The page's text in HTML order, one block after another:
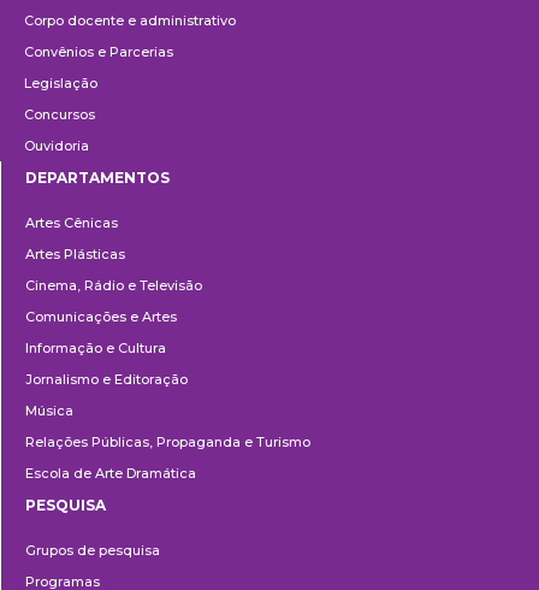
Corpo docente e administrativo
Convênios e Parcerias
Legislação
Concursos
Ouvidoria
DEPARTAMENTOS
Artes Cênicas
Artes Plásticas
Cinema, Rádio e Televisão
Comunicações e Artes
Informação e Cultura
Jornalismo e Editoração
Música
Relações Públicas, Propaganda e Turismo
Escola de Arte Dramática
PESQUISA
Grupos de pesquisa
Programas